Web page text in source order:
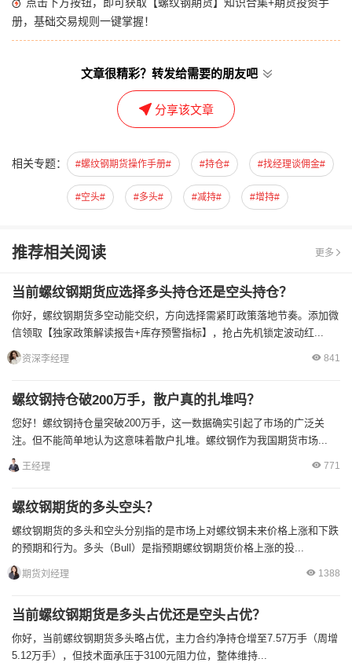
册，基础交易规则一键掌握！
文章很精彩？转发给需要的朋友吧
分享该文章
相关专题： #螺纹钢期货操作手册# #持仓# #找经理谈佣金#
#空头# #多头# #减持# #增持#
推荐相关阅读 更多
当前螺纹钢期货应选择多头持仓还是空头持仓？
你好，螺纹钢期货多空动能交织，方向选择需紧盯政策落地节奏。添加微
信领取【独家政策解读报告+库存预警指标】，抢占先机锁定波动红...
资深李经理 841
螺纹钢持仓破200万手，散户真的扎堆吗？
您好！螺纹钢持仓量突破200万手，这一数据确实引起了市场的广泛关
注。但不能简单地认为这意味着散户扎堆。螺纹钢作为我国期货市场...
王经理 771
螺纹钢期货的多头空头？
螺纹钢期货的多头和空头分别指的是市场上对螺纹钢未来价格上涨和下跌
的预期和行为。多头（Bull）是指预期螺纹钢期货价格上涨的投...
期货刘经理 1388
当前螺纹钢期货是多头占优还是空头占优？
你好，当前螺纹钢期货多头略占优，主力合约净持仓增至7.57万手（周增
5.12万手），但技术面承压于3100元阻力位，整体维持...